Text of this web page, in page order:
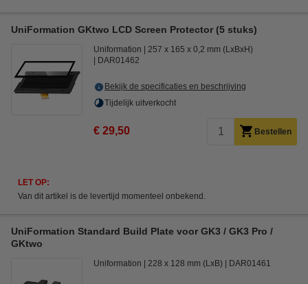
UniFormation GKtwo LCD Screen Protector (5 stuks)
Uniformation
257 x 165 x 0,2 mm (LxBxH)
DAR01462
Bekijk de specificaties en beschrijving
Tijdelijk uitverkocht
€ 29,50 Bestellen
LET OP:
Van dit artikel is de levertijd momenteel onbekend.
UniFormation Standard Build Plate voor GK3 / GK3 Pro /
GKtwo
Uniformation 228 x 128 mm (LxB) DAR01461